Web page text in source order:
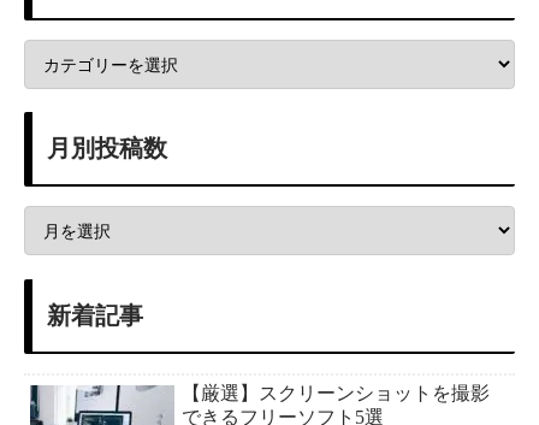
月別投稿数
新着記事
【厳選】スクリーンショットを撮影
できるフリーソフト5選